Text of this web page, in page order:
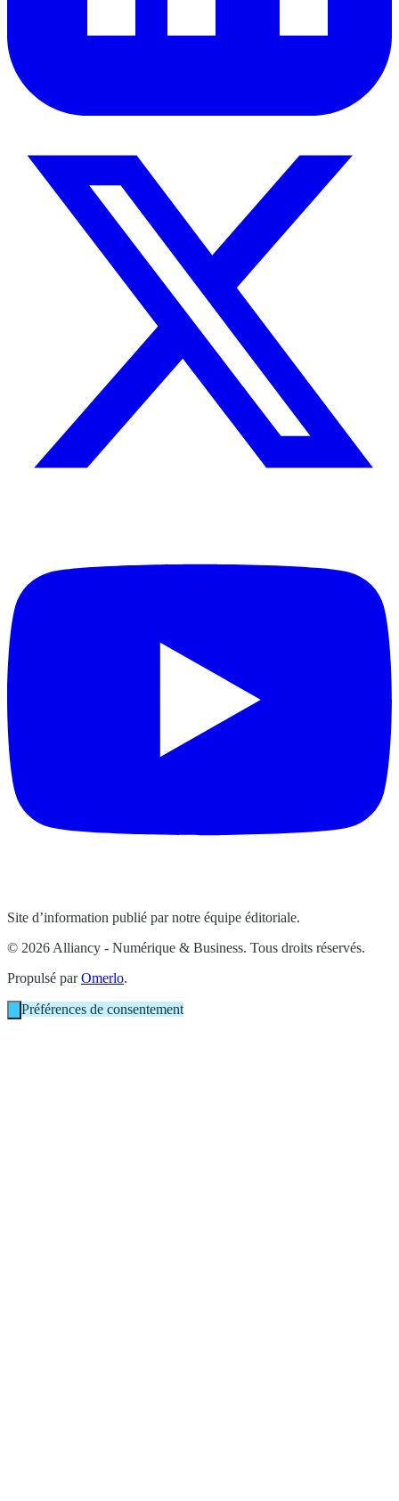
Site d’information publié par notre équipe éditoriale.
© 2026 Alliancy - Numérique & Business. Tous droits réservés.
Propulsé parOmerlo.
Préférences de consentement